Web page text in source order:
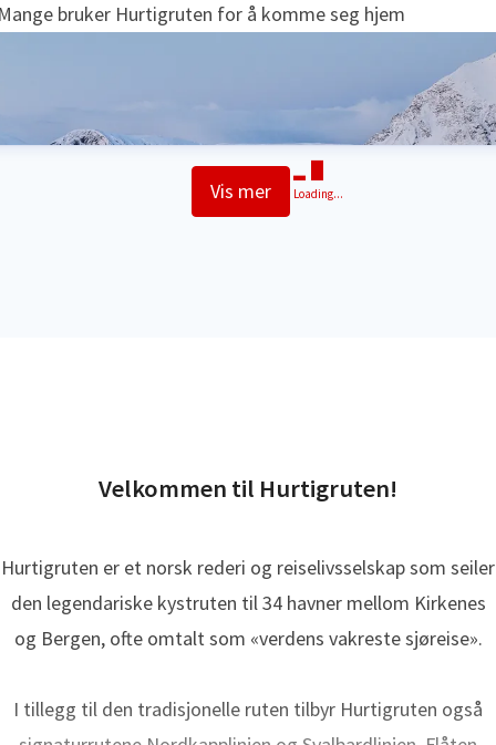
bruker Hurtigruten for å komme seg hjem
Vis mer Loading...
Velkommen til Hurtigruten!
Hurtigruten er et norsk rederi og reiselivsselskap som seiler
den legendariske kystruten til 34 havner mellom Kirkenes
og Bergen, ofte omtalt som «verdens vakreste sjøreise».
I tillegg til den tradisjonelle ruten tilbyr Hurtigruten også